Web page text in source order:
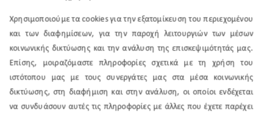
Χρησιμοποιούμε τα cookies για την εξατομίκευση του περιεχομένου
και των διαφημίσεων, για την παροχή λειτουργιών των μέσων
κοινωνικής δικτύωσης και την ανάλυση της επισκεψιμότητάς μας.
Επίσης, μοιραζόμαστε πληροφορίες σχετικά με τη χρήση του
ιστότοπου μας με τους συνεργάτες μας στα μέσα κοινωνικής
δικτύωσης, στη διαφήμιση και στην ανάλυση, οι οποίοι ενδέχεται
να συνδυάσουν αυτές τις πληροφορίες με άλλες που έχετε παρέχει